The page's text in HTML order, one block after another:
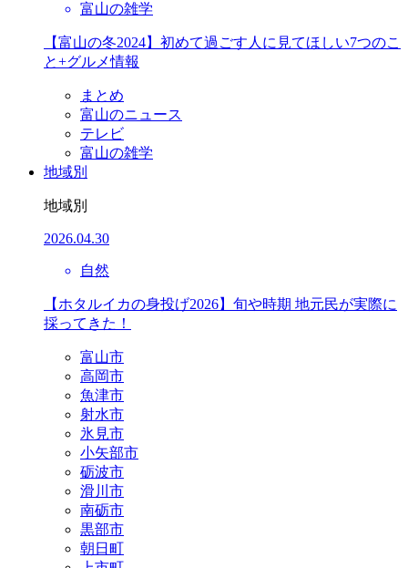
富山の雑学
【富山の冬2024】初めて過ごす人に見てほしい7つのこ
と+グルメ情報
まとめ
富山のニュース
テレビ
富山の雑学
地域別
地域別
2026.04.30
自然
【ホタルイカの身投げ2026】旬や時期 地元民が実際に
採ってきた！
富山市
高岡市
魚津市
射水市
氷見市
小矢部市
砺波市
滑川市
南砺市
黒部市
朝日町